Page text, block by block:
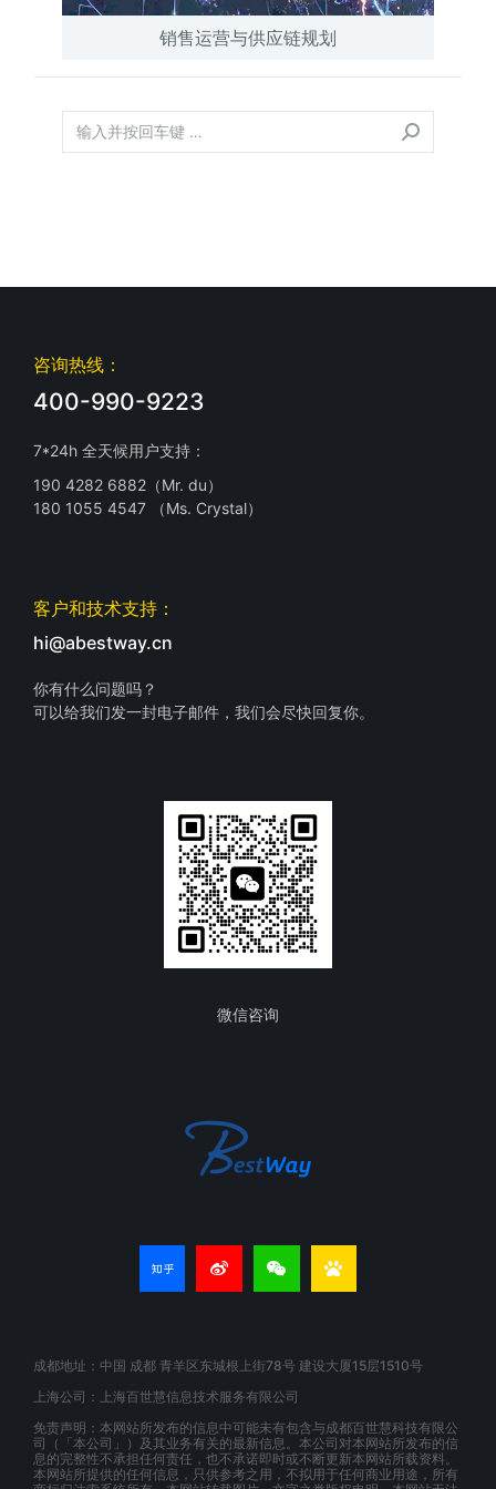
销售运营与供应链规划
咨询热线：
400-990-9223
7*24h 全天候用户支持：
190 4282 6882（Mr. du）
180 1055 4547 （Ms. Crystal）
客户和技术支持：
hi@abestway.cn
你有什么问题吗？
可以给我们发一封电子邮件，我们会尽快回复你。
微信咨询
成都地址：中国 成都 青羊区东城根上街78号 建设大厦15层1510号
上海公司：上海百世慧信息技术服务有限公司
免责声明：本网站所发布的信息中可能未有包含与成都百世慧科技有限公
司（「本公司」）及其业务有关的最新信息。本公司对本网站所发布的信
息的完整性不承担任何责任，也不承诺即时或不断更新本网站所载资料。
本网站所提供的任何信息，只供参考之用，不拟用于任何商业用途，所有